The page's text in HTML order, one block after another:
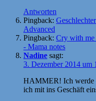
Antworten
Pingback:
Advanced
Pingback: Cry with
- Mama notes
Nadine sagt:
3. Dezember 2014 um
HAMMER! Ich werde
ich mit ins Geschäft